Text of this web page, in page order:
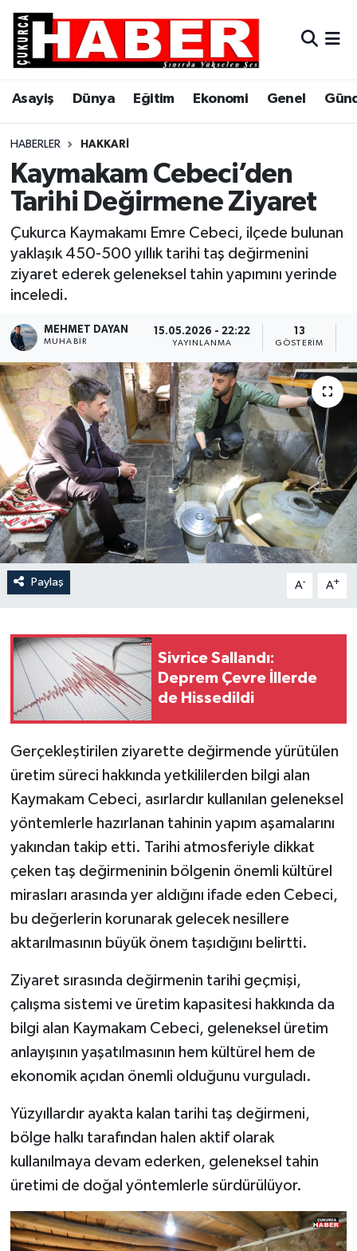
Asayiş Dünya Eğitim Ekonomi Genel
HABERLER HAKKARI
Kaymakam Cebeci’den
Tarihi Değirmene Ziyaret
Çukurca Kaymakamı Emre Cebeci, ilçede bulunan
yaklaşık 450-500 yıllık tarihi taş değirmenini
ziyaret ederek geleneksel tahin yapımını yerinde
inceledi.
MEHMET DAYAN
MUHABIR
15.05.2026 - 22:22
YAYINLANMA
13
GÖSTERIM
Paylaş A- A+
Sivrice Sallandı:
Deprem Çevre İllerde
de Hissedildi
Gerçekleştirilen ziyarette değirmende yürütülen
üretim süreci hakkında yetkililerden bilgi alan
Kaymakam Cebeci, asırlardır kullanılan geleneksel
yöntemlerle hazırlanan tahinin yapım aşamalarını
yakından takip etti. Tarihi atmosferiyle dikkat
çeken taş değirmeninin bölgenin önemli kültürel
mirasları arasında yer aldığını ifade eden Cebeci,
bu değerlerin korunarak gelecek nesillere
aktarılmasının büyük önem taşıdığını belirtti.
Ziyaret sırasında değirmenin tarihi geçmişi,
çalışma sistemi ve üretim kapasitesi hakkında da
bilgi alan Kaymakam Cebeci, geleneksel üretim
anlayışının yaşatılmasının hem kültürel hem de
ekonomik açıdan önemli olduğunu vurguladı.
Yüzyıllardır ayakta kalan tarihi taş değirmeni,
bölge halkı tarafından halen aktif olarak
kullanılmaya devam ederken, geleneksel tahin
üretimi de doğal yöntemlerle sürdürülüyor.
Asayiş
Dünya
Eğitim
Ekonomi
Gündem
Hakkari
Siyaset
Son Dakika
Teknoloji
Yaşam
Hava Durumu
Trafik Durumu
Süper Lig Puan Durumu ve Fikstür
Tüm Manşetler
Haber Arşivi